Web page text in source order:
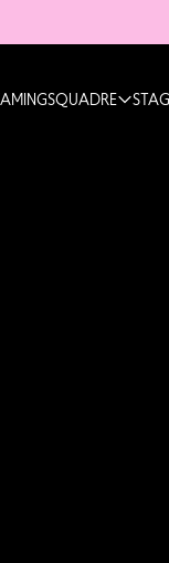
SQUADRE